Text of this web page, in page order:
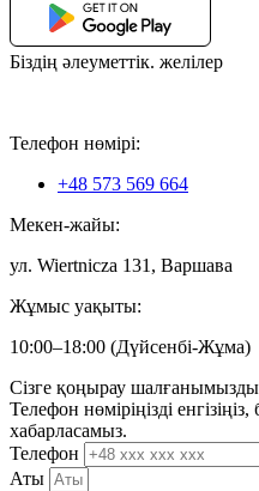
Біздің әлеуметтік. желілер
Телефон нөмірі:
+48 573 569 664
Мекен-жайы:
ул. Wiertnicza 131, Варшава
Жұмыс уақыты:
10:00–18:00 (Дүйсенбі-Жұма)
Сізге қоңырау
Телефон нөміріңізді
хабарласамыз.
Телефон
Аты